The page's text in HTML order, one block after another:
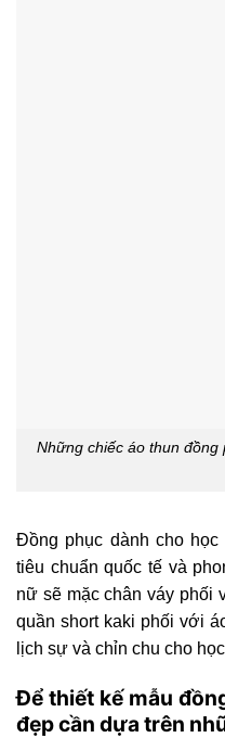
Những chiếc áo thun đồng
Đồng phục dành cho học
tiêu chuẩn quốc tế và
nữ sẽ mặc chân váy phối
quần short kaki phối với
lịch sự và chỉn chu cho
Để thiết kế mẫu
đẹp cần dựa trên